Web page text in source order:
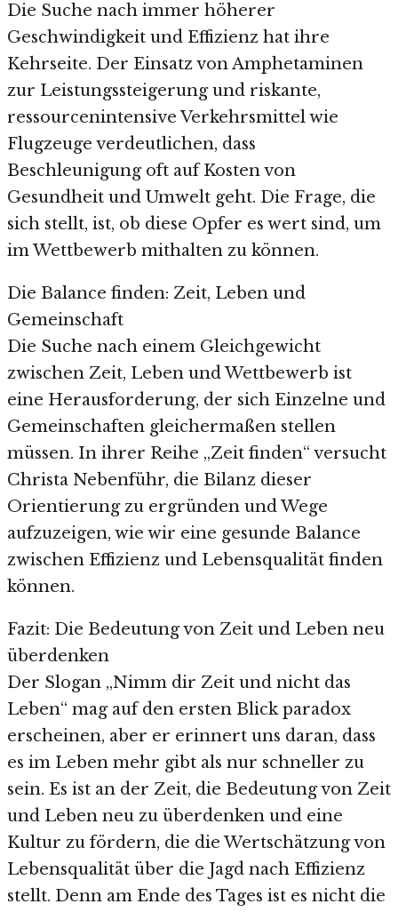
Die Suche nach immer höherer
Geschwindigkeit und Effizienz hat ihre
Kehrseite. Der Einsatz von Amphetaminen
zur Leistungssteigerung und riskante,
ressourcenintensive Verkehrsmittel wie
Flugzeuge verdeutlichen, dass
Beschleunigung oft auf Kosten von
Gesundheit und Umwelt geht. Die Frage, die
sich stellt, ist, ob diese Opfer es wert sind, um
im Wettbewerb mithalten zu können.
Die Balance finden: Zeit, Leben und
Gemeinschaft
Die Suche nach einem Gleichgewicht
zwischen Zeit, Leben und Wettbewerb ist
eine Herausforderung, der sich Einzelne und
Gemeinschaften gleichermaßen stellen
müssen. In ihrer Reihe „Zeit finden“ versucht
Christa Nebenführ, die Bilanz dieser
Orientierung zu ergründen und Wege
aufzuzeigen, wie wir eine gesunde Balance
zwischen Effizienz und Lebensqualität finden
können.
Fazit: Die Bedeutung von Zeit und Leben neu
überdenken
Der Slogan „Nimm dir Zeit und nicht das
Leben“ mag auf den ersten Blick paradox
erscheinen, aber er erinnert uns daran, dass
es im Leben mehr gibt als nur schneller zu
sein. Es ist an der Zeit, die Bedeutung von Zeit
und Leben neu zu überdenken und eine
Kultur zu fördern, die die Wertschätzung von
Lebensqualität über die Jagd nach Effizienz
stellt. Denn am Ende des Tages ist es nicht die